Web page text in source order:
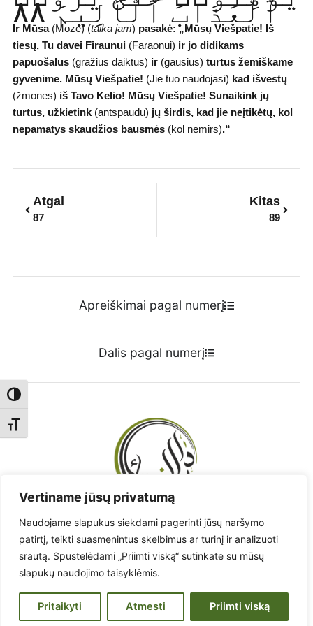
Vertiname jūsų privatumą
Naudojame slapukus siekdami pagerinti jūsų naršymo
patirtį, teikti suasmenintus skelbimus ar turinį ir analizuoti
srautą. Spustelėdami „Priimti viską“ sutinkate su mūsų
slapukų naudojimo taisyklėmis.
Pritaikyti Atmesti Priimti viską
Toggle High Contrast
Toggle Font size
ٱلْعَذَابَ ٱلْأَلِيمَ ٨٨Ir Mūsa(Mozė) (taika jam) pasakė: „Mūsų Viešpatie! Iš
tiesų, Tu davei Firaunui(Faraonui) ir jo didikams
papuošalus(gražius daiktus) ir(gausius) turtus žemiškame
gyvenime. Mūsų Viešpatie! (Jie tuo naudojasi) kad išvestų
(žmones) iš Tavo Kelio! Mūsų Viešpatie! Sunaikink jų
turtus, užkietink(antspaudu) jų širdis, kad jie neįtikėtų, kol
nepamatys skaudžios bausmės(kol nemirs).“
Atgal
87
Kitas
89
Apreiškimai pagal numerį
Dalis pagal numerį
Radote klaidą? - Praneškite!
Pranešti apie klaidą
Lietuvos musulmonų religinių bendruomenių taryba.